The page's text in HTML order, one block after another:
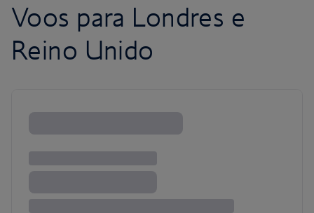
Voos para Londres e
Reino Unido